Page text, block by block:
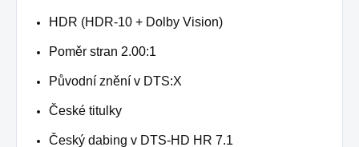
HDR (HDR-10 + Dolby Vision)
Poměr stran 2.00:1
Původní znění v DTS:X
České titulky
Český dabing v DTS-HD HR 7.1